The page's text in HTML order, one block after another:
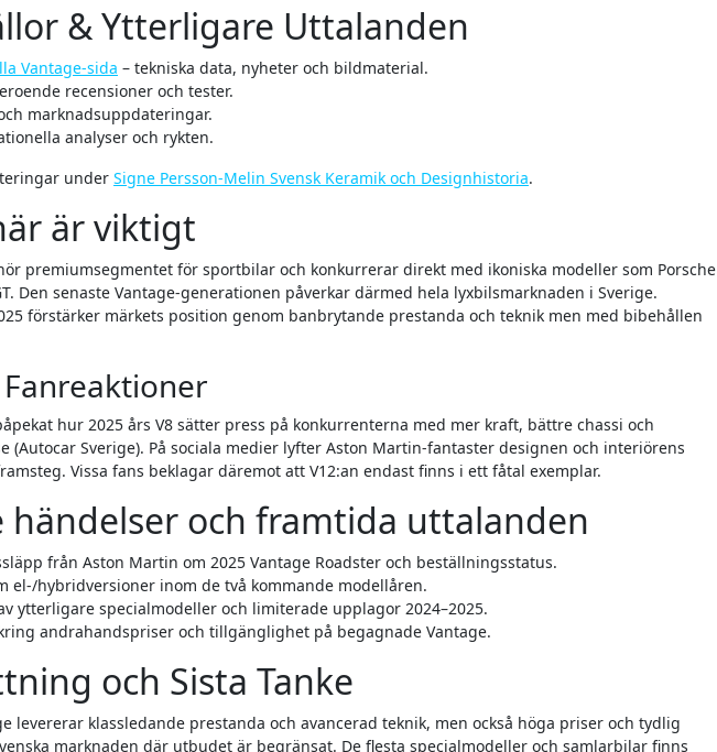
& Ytterligare Uttalanden
Vantage-sida – tekniska data, nyheter och bildmaterial.
recensioner och tester.
marknadsuppdateringar.
analyser och rykten.
under Signe Persson-Melin Svensk Keramik och Designhistoria.
är viktigt
premiumsegmentet för sportbilar och konkurrerar direkt med ikoniska modeller som Porsche
Den senaste Vantage-generationen påverkar därmed hela lyxbilsmarknaden i Sverige.
förstärker märkets position genom banbrytande prestanda och teknik men med bibehållen
hur 2025 års V8 sätter press på konkurrenterna med mer kraft, bättre chassi och
(Autocar Sverige). På sociala medier lyfter Aston Martin-fantaster designen och interiörens
Vissa fans beklagar däremot att V12:an endast finns i ett fåtal exemplar.
händelser och framtida uttalanden
från Aston Martin om 2025 Vantage Roadster och beställningsstatus.
el-/hybridversioner inom de två kommande modellåren.
ytterligare specialmodeller och limiterade upplagor 2024–2025.
andrahandspriser och tillgänglighet på begagnade Vantage.
och Sista Tanke
levererar klassledande prestanda och avancerad teknik, men också höga priser och tydlig
marknaden där utbudet är begränsat. De flesta specialmodeller och samlarbilar finns